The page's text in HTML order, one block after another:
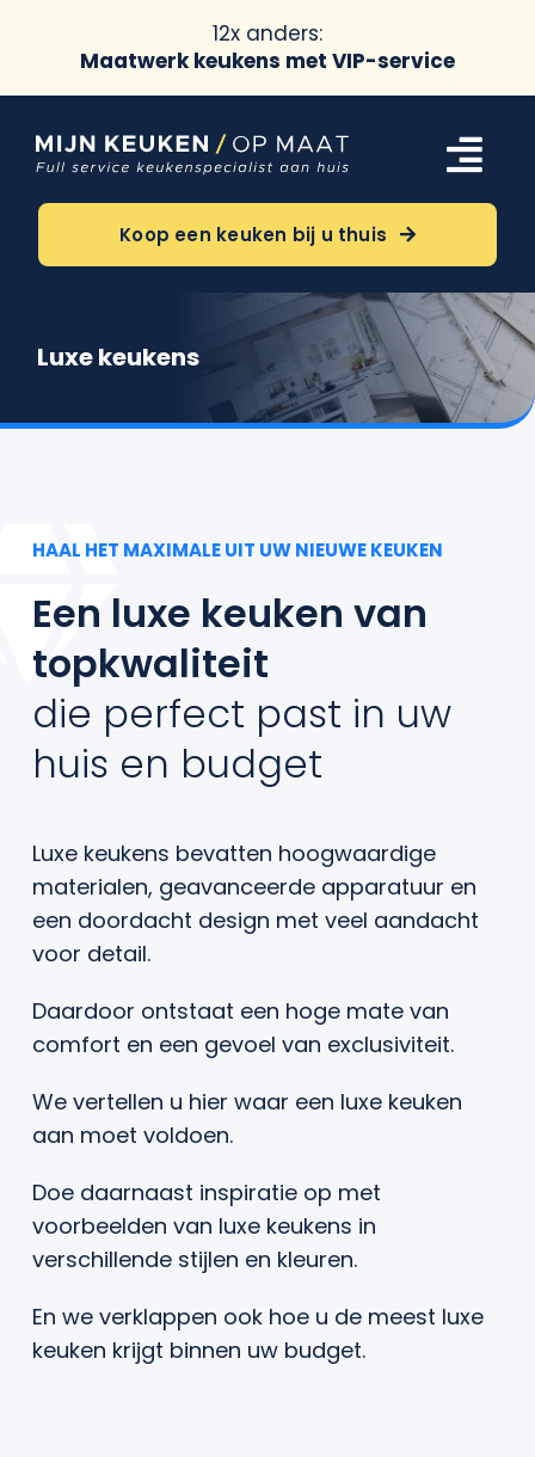
12x anders:
Maatwerk keukens met VIP-service
naar
inhoud
Contact
Koop een keuken bij u thuis
Luxe keukens
HAAL HET MAXIMALE UIT UW NIEUWE KEUKEN
Een luxe keuken van
topkwaliteit
die perfect past in uw
huis en budget
Luxe keukens bevatten hoogwaardige
materialen, geavanceerde apparatuur en
een doordacht design met veel aandacht
voor detail.
Daardoor ontstaat een hoge mate van
comfort en een gevoel van exclusiviteit.
We vertellen u hier waar een luxe keuken
aan moet voldoen.
Doe daarnaast inspiratie op met
voorbeelden van luxe keukens in
verschillende stijlen en kleuren.
En we verklappen ook hoe u de meest luxe
keuken krijgt binnen uw budget.